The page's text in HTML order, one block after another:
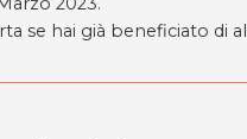
se hai già beneficiato di